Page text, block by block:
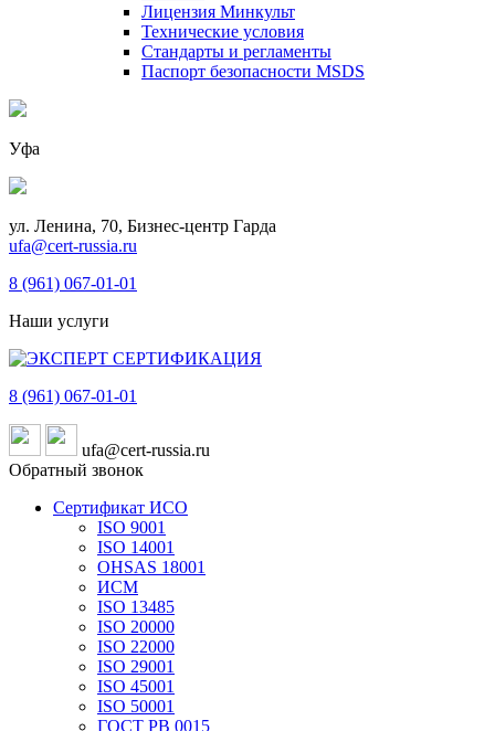
Лицензия Минкульт
Технические условия
Стандарты и регламенты
Паспорт безопасности MSDS
Уфа
ул. Ленина, 70, Бизнес-центр Гарда
ufa@cert-russia.ru
8 (961) 067-01-01
Наши услуги
8 (961) 067-01-01
ufa@cert-russia.ru
Обратный звонок
Сертификат ИСО
ISO 9001
ISO 14001
OHSAS 18001
ИСМ
ISO 13485
ISO 20000
ISO 22000
ISO 29001
ISO 45001
ISO 50001
ГОСТ РВ 0015